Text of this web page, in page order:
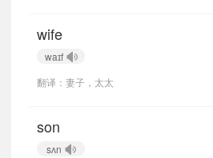
wife
waɪf
翻译：妻子，太太
son
sʌn